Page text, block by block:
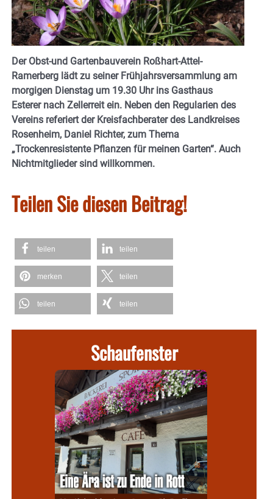
Der Obst-und Gartenbauverein Roßhart-Attel-
Ramerberg lädt zu seiner Frühjahrsversammlung am
morgigen Dienstag um 19.30 Uhr ins Gasthaus
Esterer nach Zellerreit ein. Neben den Regularien des
Vereins referiert der Kreisfachberater des Landkreises
Rosenheim, Daniel Richter, zum Thema
„Trockenresistente Pflanzen für meinen Garten“. Auch
Nichtmitglieder sind willkommen.
Teilen Sie diesen Beitrag!
teilen teilen
merken teilen
teilen teilen
Schaufenster